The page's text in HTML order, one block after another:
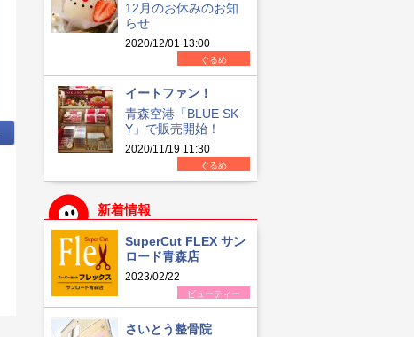
12月のお休みのお知
らせ
2020/12/01 13:00
ぐるめ
イートファン！
青森空港「BLUE SK
Y」で販売開始！
2020/11/19 11:30
ぐるめ
新着情報
SuperCut FLEX サン
ロード青森店
2023/02/22
ビューティー
さいとう整骨院